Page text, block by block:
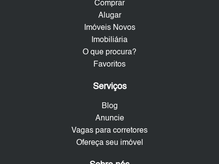
Comprar
Alugar
Imóveis Novos
Imobiliária
O que procura?
Favoritos
Serviços
Blog
Anuncie
Vagas para corretores
Ofereça seu imóvel